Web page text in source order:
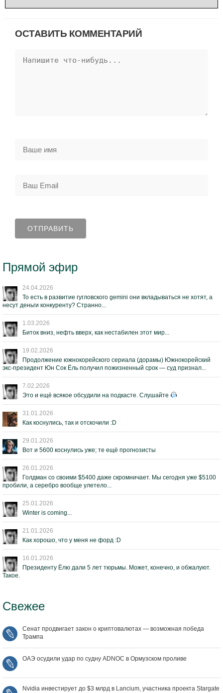
ОСТАВИТЬ КОММЕНТАРИЙ
Прямой эфир
24.04.2026
То есть в развитие гугловского gemini они вкладываться не хотят, а
несут деньги конкуренту? Странно...
1.03.2026
Биток вниз, нефть вверх, как нестабилен этот мир...
19.02.2026
Продолжение южнокорейского сериала (дорамы) Южнокорейский
экс-президент Юн Сок Ёль получил пожизненный срок — суд признал...
7.02.2026
Это и ещё всякое обсудили на подкасте. Слушайте
31.01.2026
Как коснулись, так и отскочили :D
29.01.2026
Вот и 5600 коснулись уже; те ещё прогнозисты
26.01.2026
Голдман со своими $5400 даже скромничает. Мы сегодня уже $5100
пробили, а серебро вообще улетело...
25.01.2026
Winter is coming...
21.01.2026
Как хорошо, что у меня не форд :D
16.01.2026
Президенту Ёлю дали 5 лет тюрьмы. Может, конечно, и обжалуют.
Такое.
Свежее
Сенат продвигает закон о криптовалютах — возможная победа
Трампа
ОАЭ осудили удар по судну ADNOC в Ормузском проливе
Nvidia инвестирует до $3 млрд в Lancium, участника проекта Stargate